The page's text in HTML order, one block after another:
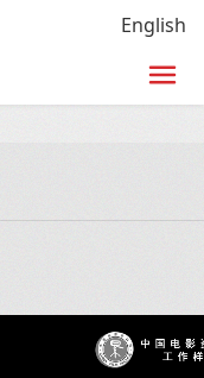
English